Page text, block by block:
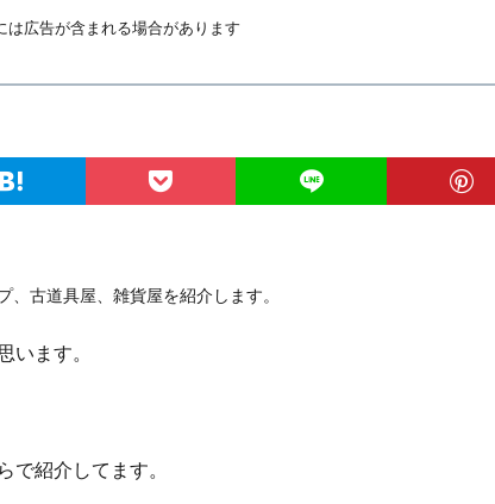
は広告が含まれる場合があります
古道具屋、雑貨屋を紹介します。
います。
で紹介してます。